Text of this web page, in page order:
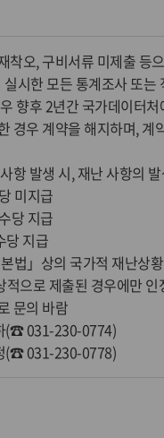
오, 구비서류 미제출 등
시한 모든 통계조사 또
향후 2년간 국가데이터
경우 계약을 해지하며, 계
항 발생 시, 재난 사항의
미지급
당 지급
당 지급
법」상의 국가적 재난상
으로 제출된 경우에만 인
문의 바람
(☎ 031-230-0774)
(☎ 031-230-0778)